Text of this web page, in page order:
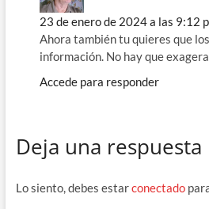
23 de enero de 2024 a las 9:12
Ahora también tu quieres que
información. No hay que
Accede para responder
Deja una respuesta
Lo siento, debes estarconectado